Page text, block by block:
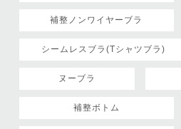
補整ノンワイヤーブラ
シームレスブラ(Tシャツブラ)
ヌーブラ
補整ボトム